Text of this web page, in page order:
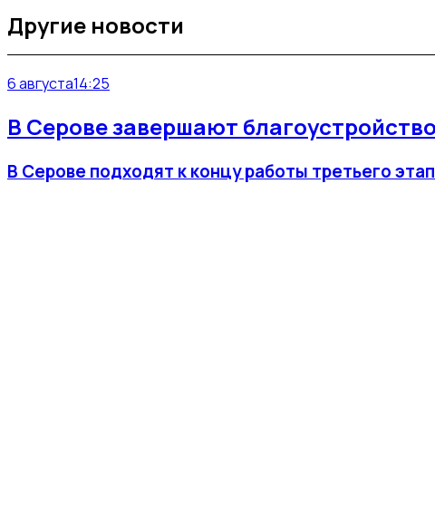
Другие новости
6 августа14:25
В Серове завершают
В Серове подходят к концу работы третьего